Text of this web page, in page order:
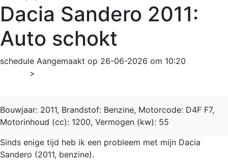
Dacia Sandero 2011:
Auto schokt
schedule Aangemaakt op 26-06-2026 om 10:20
>
Bouwjaar: 2011, Brandstof: Benzine, Motorcode: D4F F7,
Motorinhoud (cc): 1200, Vermogen (kw): 55
Sinds enige tijd heb ik een probleem met mijn Dacia
Sandero (2011, benzine).